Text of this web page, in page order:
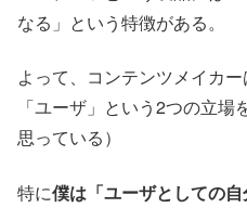
なる」という特徴がある。
よって、コンテンツメイカ
「ユーザ」という2つの立
思っている）
特に僕は「ユーザとしての